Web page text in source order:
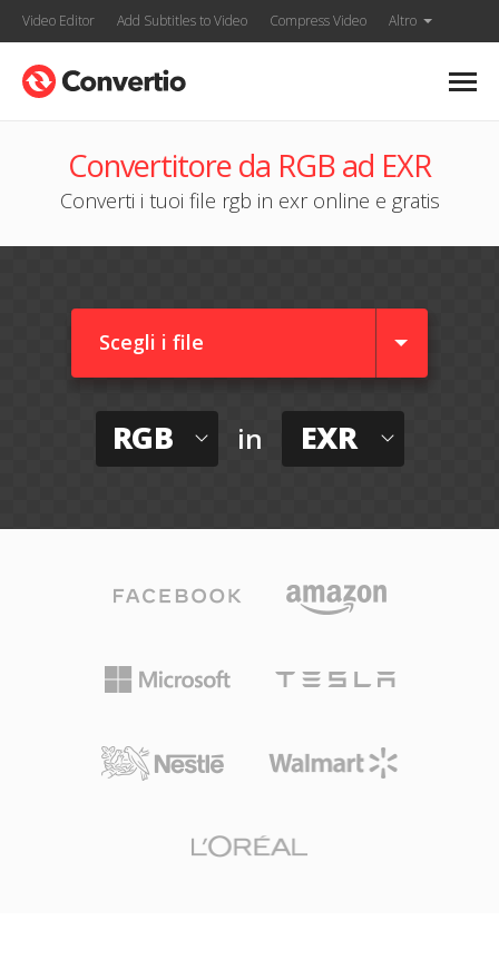
Video Editor Add Subtitles to Video Compress Video Altro
Convertitore da RGB ad EXR
Converti i tuoi file rgb in exr online e gratis
Scegli i file
RGB in EXR